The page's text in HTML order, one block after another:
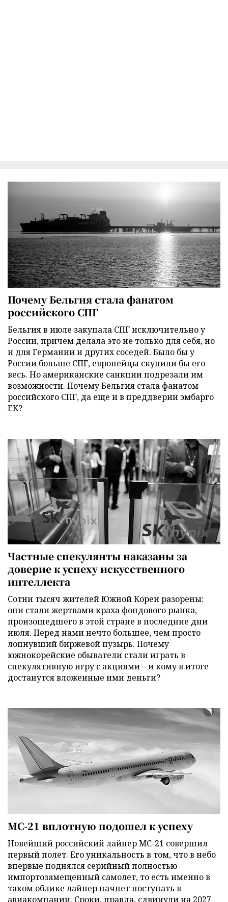
Почему Бельгия стала фанатом
российского СПГ
Бельгия в июле закупала СПГ исключительно у
России, причем делала это не только для себя, но
и для Германии и других соседей. Было бы у
России больше СПГ, европейцы скупили бы его
весь. Но американские санкции подрезали им
возможности. Почему Бельгия стала фанатом
российского СПГ, да еще и в преддверии эмбарго
ЕК?
Частные спекулянты наказаны за
доверие к успеху искусственного
интеллекта
Сотни тысяч жителей Южной Кореи разорены:
они стали жертвами краха фондового рынка,
произошедшего в этой стране в последние дни
июля. Перед нами нечто большее, чем просто
лопнувший биржевой пузырь. Почему
южнокорейские обыватели стали играть в
спекулятивную игру с акциями – и кому в итоге
достанутся вложенные ими деньги?
МС-21 вплотную подошел к успеху
Новейший российский лайнер МС-21 совершил
первый полет. Его уникальность в том, что в небо
впервые поднялся серийный полностью
импортозамещенный самолет, то есть именно в
таком облике лайнер начнет поступать в
авиакомпании. Сроки, правда, сдвинули на 2027